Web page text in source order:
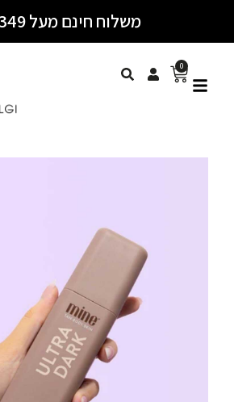
משלוח חינם מעל 349 ש”ח
0